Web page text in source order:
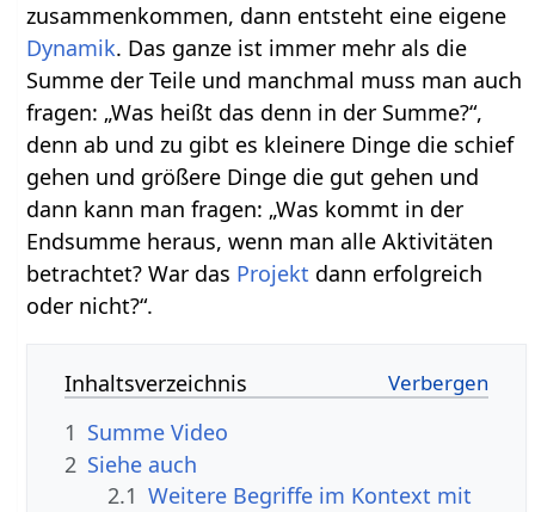
zusammenkommen, dann entsteht eine eigene
Dynamik. Das ganze ist immer mehr als die
Summe der Teile und manchmal muss man auch
fragen: „Was heißt das denn in der Summe?“,
denn ab und zu gibt es kleinere Dinge die schief
gehen und größere Dinge die gut gehen und
dann kann man fragen: „Was kommt in der
Endsumme heraus, wenn man alle Aktivitäten
betrachtet? War das Projekt dann erfolgreich
oder nicht?“.
Inhaltsverzeichnis
1
Summe‏‎ Video
2 Siehe auch
2.1 Weitere Begriffe im Kontext mit